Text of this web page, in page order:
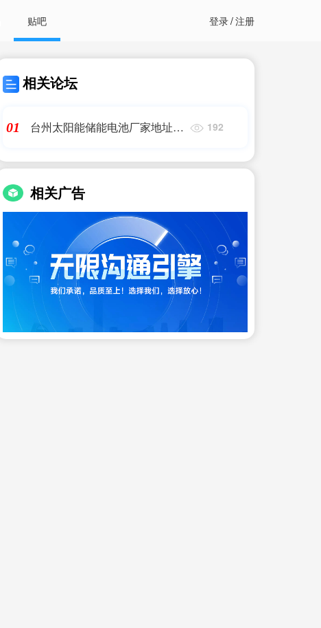
贴吧 登录/注册
相关论坛
01
台州太阳能储能电池厂家地址,
192
相关广告